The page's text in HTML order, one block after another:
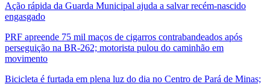
Ação rápida da Guarda Municipal ajuda a salvar recém-nascido
engasgado
PRF apreende 75 mil maços de cigarros contrabandeados após
perseguição na BR-262; motorista pulou do caminhão em
movimento
Bicicleta é furtada em plena luz do dia no Centro de Pará de Minas;